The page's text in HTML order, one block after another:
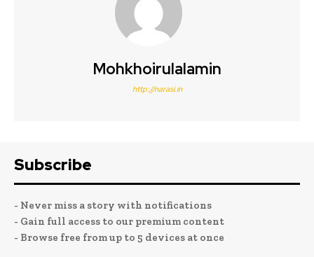
Mohkhoirulalamin
http://narasi.in
Subscribe
- Never miss a story with notifications
- Gain full access to our premium content
- Browse free from up to 5 devices at once